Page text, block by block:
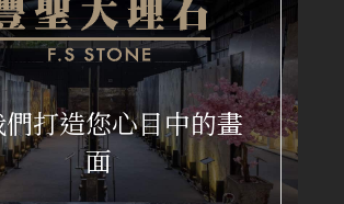
打造您心目中的畫
面